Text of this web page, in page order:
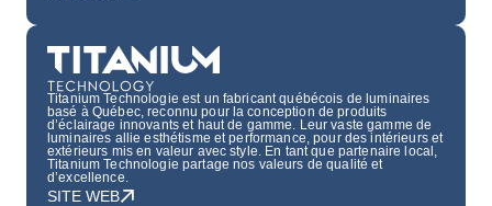
Titanium Technologie est un fabricant québécois de luminaires
basé à Québec, reconnu pour la conception de produits
d’éclairage innovants et haut de gamme. Leur vaste gamme de
luminaires allie esthétisme et performance, pour des intérieurs et
extérieurs mis en valeur avec style. En tant que partenaire local,
Titanium Technologie partage nos valeurs de qualité et
d’excellence.
SITE WEB